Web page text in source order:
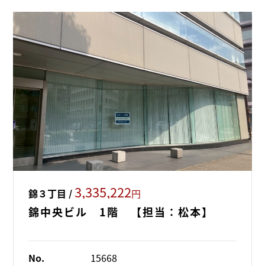
錦３丁目 /3,335,222円
錦中央ビル 1階 【担当：松本】
No.
15668